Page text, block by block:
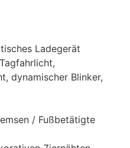
Ladegerät
dynamischer Blinker,
/ Fußbetätigte